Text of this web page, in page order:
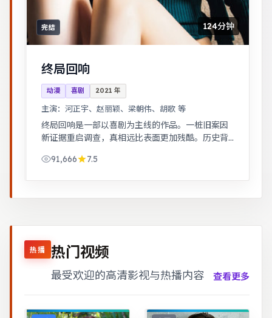
完结 124分钟
终局回响
动漫 喜剧 2021 年
主演： 河正宇、赵丽颖、梁朝伟、胡歌 等
终局回响是一部以喜剧为主线的作品。一桩旧案因
新证据重启调查，真相远比表面更加残酷。历史背
91,666
7.5
热播 热门视频
最受欢迎的高清影视与热播内容 查看更多